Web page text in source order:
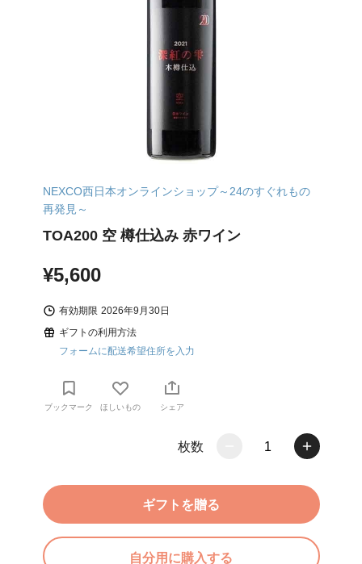
NEXCO西日本オンラインショップ～24のすぐれもの
再発見～
TOA200 空 樽仕込み 赤ワイン
¥5,600
有効期限 2026年9月30日
ギフトの利用方法
フォームに配送希望住所を入力
ブックマーク ほしいもの シェア
枚数 1
ギフトを贈る
自分用に購入する